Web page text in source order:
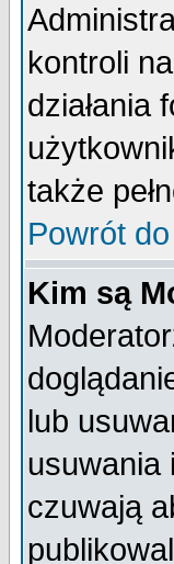
kontroli
działania
także
Powrót
Kim są
lub
usuwania
czuwają